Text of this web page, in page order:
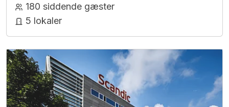
180 siddende gæster
5 lokaler